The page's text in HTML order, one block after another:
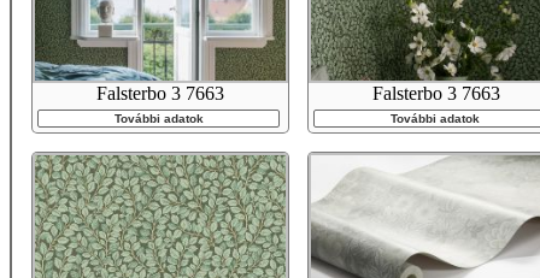
Falsterbo 3 7663
További adatok
Falsterbo 3 7663
További adatok